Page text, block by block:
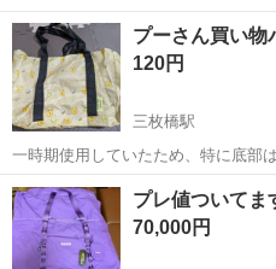
プーさん買い物
120円
三枚橋駅
一時期使用していたため、特に底部
という方であれば、お使いください
だける方にお譲りします。 土日曜日
群馬 太田市 三枚橋駅 バ
プレ値ついてま
70,000円